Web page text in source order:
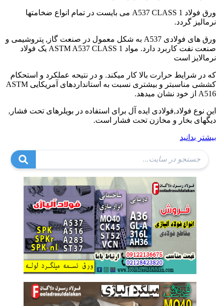
ورق فولاد A537 CLASS 1 می بایست در تمام انواع ضخامتها
نرمالیز گردد.
ورق های فولادی A537 به شکل معمول در صنعت گاز, پتروشیمی و
صنعت نفت کاربرد دارد. مواد ASTM A537 CLASS 1 یک فولاد
نرمالایز است
که در شرایط حرارت بالا کار میکند. و در نتیحه عملکرد و استحکام
کششی مناسبتر و بیشتری نسبت به استانداردهای آمریکایی ASTM
A516 از خود نشان میدهد.
این نوع فولاد,فولادی ایده آل برای استفاده در بویلرهای تحت فشار,
دیگهای بخار و مخازن تحت فشار است.
بیشتر بدانید